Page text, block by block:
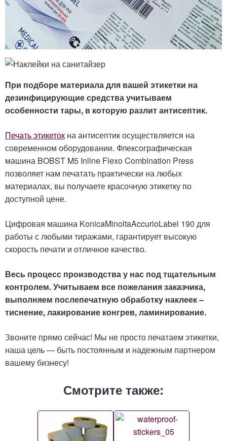
При подборе материала для вашей этикетки на
дезинфицирующие средства учитываем
особенности тары, в которую разлит антисептик.
Печать этикеток на антисептик осуществляется на
современном оборудовании. Флексографическая
машина BOBST M5 Inline Flexo Combination Press
позволяет нам печатать практически на любых
материалах, вы получаете красочную этикетку по
доступной цене.
Цифровая машина KonicaMinoltaAccurioLabel 190 для
работы с любыми тиражами, гарантирует высокую
скорость печати и отличное качество.
Весь процесс производства у нас под тщательным
контролем. Учитываем все пожелания заказчика,
выполняем послепечатную обработку наклеек –
тиснение, лакирование конгрев, ламинирование.
Звоните прямо сейчас! Мы не просто печатаем этикетки,
наша цель — быть постоянным и надежным партнером
вашему бизнесу!
Смотрите также: